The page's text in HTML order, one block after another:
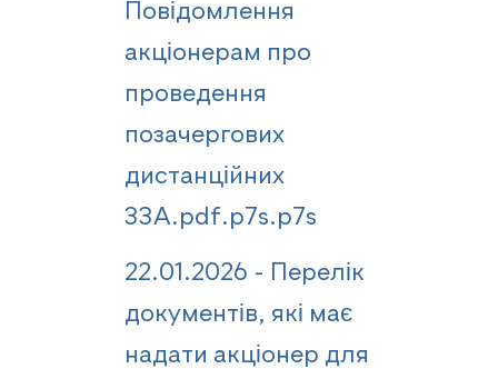
Повідомлення
акціонерам про
проведення
позачергових
дистанційних
ЗЗА.pdf.p7s.p7s
22.01.2026 - Перелік
документів, які має
надати акціонер для